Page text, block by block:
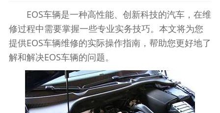
EOS车辆是一种高性能、创新科技的汽车，在维
修过程中需要掌握一些专业实务技巧。本文将为您
提供EOS车辆维修的实际操作指南，帮助您更好地了
解和解决EOS车辆的问题。